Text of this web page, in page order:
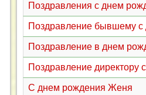
Поздравления с днем
Поздравление бывшему с
Поздравление в днем
Поздравление директору
С днем рождения Женя